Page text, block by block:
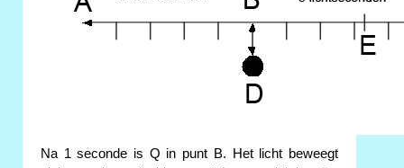
Na 1 seconde is Q in punt B. Het licht beweegt